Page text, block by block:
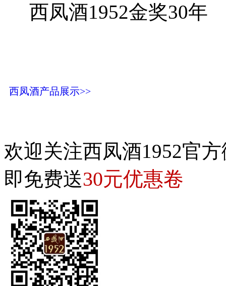
西凤酒1952金奖30年
西凤酒产品展示>>
欢迎关注西凤酒1952官
即免费送30元优惠卷